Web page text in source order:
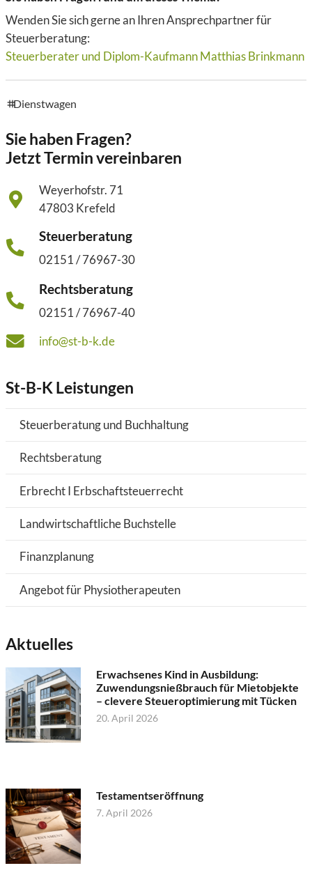
Wenden Sie sich gerne an Ihren Ansprechpartner für
Steuerberatung:
Steuerberater und Diplom-Kaufmann Matthias Brinkmann
tags
Dienstwagen
Sie haben Fragen?
Jetzt Termin vereinbaren
Weyerhofstr. 71
47803 Krefeld
Steuerberatung
02151 / 76967-30
Rechtsberatung
02151 / 76967-40
info@st-b-k.de
St-B-K Leistungen
Steuerberatung und Buchhaltung
Rechtsberatung
Erbrecht I Erbschaftsteuerrecht
Landwirtschaftliche Buchstelle
Finanzplanung
Angebot für Physiotherapeuten
Aktuelles
Erwachsenes Kind in Ausbildung:
Zuwendungsnießbrauch für Mietobjekte
– clevere Steueroptimierung mit Tücken
20. April 2026
Testamentseröffnung
7. April 2026